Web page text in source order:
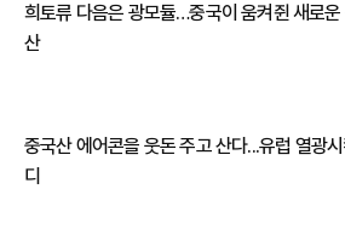
희토류 다음은 광모듈…중국이 움켜쥔 새로운
산
중국산 에어콘을 웃돈 주고 산다...유럽 열광시
디